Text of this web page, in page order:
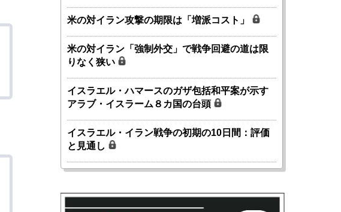
米の対イラン攻撃の期限は「増派コスト」
米の対イラン「強制外交」で戦争回避の道は限
りなく狭い
イスラエル・ハマースのガザ包括和平案が示す
アラブ・イスラーム８カ国の台頭
イスラエル・イラン戦争の初期の10日間：評価
と見通し